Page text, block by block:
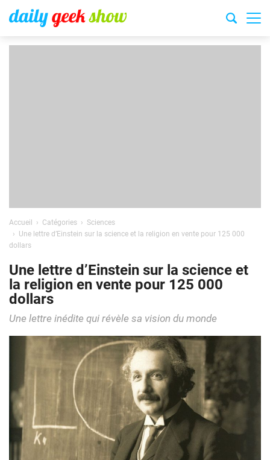
Accueil Catégories
Sciences
Une lettre d’Einstein sur la science et la religion en vente pour 125 000
dollars
Une lettre d’Einstein sur la science et
la religion en vente pour 125 000
dollars
Une lettre inédite qui révèle sa vision du monde